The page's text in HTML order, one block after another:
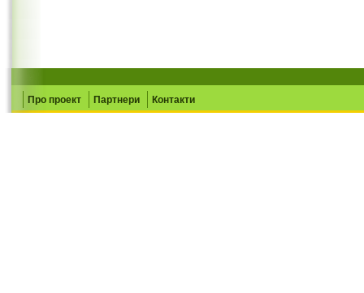
Про проект Партнери Контакти